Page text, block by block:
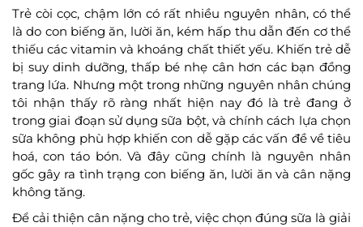
Trẻ còi cọc, chậm lớn có rất nhiều nguyên nhân, có thể
là do con biếng ăn, lười ăn, kém hấp thu dẫn đến cơ thể
thiếu các vitamin và khoáng chất thiết yếu. Khiến trẻ dễ
bị suy dinh dưỡng, thấp bé nhẹ cân hơn các bạn đồng
trang lứa. Nhưng một trong những nguyên nhân chúng
tôi nhận thấy rõ ràng nhất hiện nay đó là trẻ đang ở
trong giai đoạn sử dụng sữa bột, và chính cách lựa chọn
sữa không phù hợp khiến con dễ gặp các vấn đề về tiêu
hoá, con táo bón. Và đây cũng chính là nguyên nhân
gốc gây ra tình trạng con biếng ăn, lười ăn và cân nặng
không tăng.
Để cải thiện cân nặng cho trẻ, việc chọn đúng sữa là giải